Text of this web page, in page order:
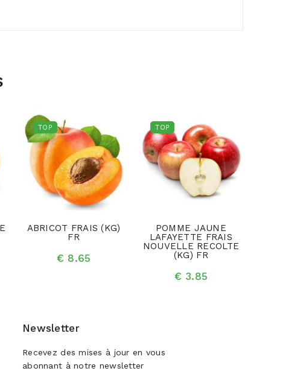
TOP
ABRICOT FRAIS (KG)
FR
€ 8.65
TOP
POMME JAUNE
LAFAYETTE FRAIS
NOUVELLE RECOLTE
(KG) FR
€ 3.85
Newsletter
Recevez des mises à jour en vous
abonnant à notre newsletter